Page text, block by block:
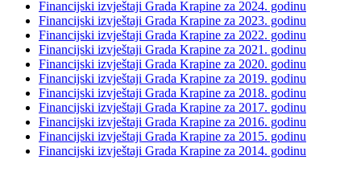
Financijski izvještaji Grada Krapine za 2024. godinu
Financijski izvještaji Grada Krapine za 2023. godinu
Financijski izvještaji Grada Krapine za 2022. godinu
Financijski izvještaji Grada Krapine za 2021. godinu
Financijski izvještaji Grada Krapine za 2020. godinu
Financijski izvještaji Grada Krapine za 2019. godinu
Financijski izvještaji Grada Krapine za 2018. godinu
Financijski izvještaji Grada Krapine za 2017. godinu
Financijski izvještaji Grada Krapine za 2016. godinu
Financijski izvještaji Grada Krapine za 2015. godinu
Financijski izvještaji Grada Krapine za 2014. godinu